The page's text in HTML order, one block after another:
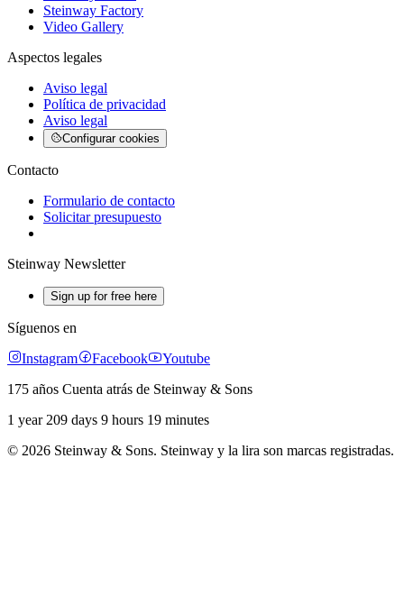
Steinway Factory
Video Gallery
Aspectos legales
Aviso legal
Política de privacidad
Aviso legal
Configurar cookies
Contacto
Formulario de contacto
Solicitar presupuesto
Steinway Newsletter
Sign up for free here
Síguenos en
Instagram
Facebook
Youtube
175 años Cuenta atrás de Steinway & Sons
1 year 209 days 9 hours 19 minutes
© 2026 Steinway & Sons. Steinway y la lira son marcas registradas.